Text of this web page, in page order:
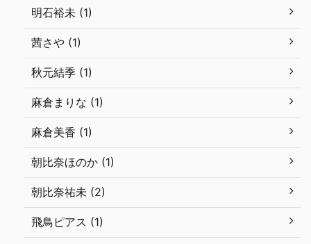
明石裕未 (1)
茜さや (1)
秋元結季 (1)
麻倉まりな (1)
麻倉美香 (1)
朝比奈ほのか (1)
朝比奈祐未 (2)
飛鳥ピアス (1)